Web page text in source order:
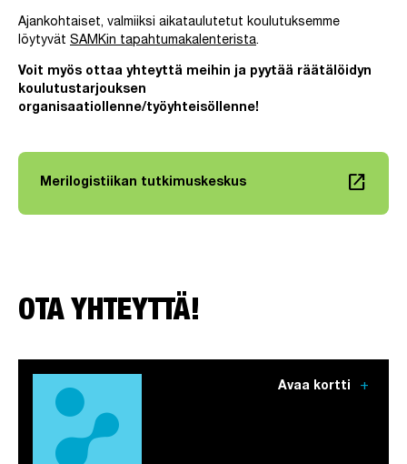
Ajankohtaiset, valmiiksi aikataulutetut koulutuksemme
löytyvät SAMKin tapahtumakalenterista.
Voit myös ottaa yhteyttä meihin ja pyytää räätälöidyn
koulutustarjouksen
organisaatiollenne/työyhteisöllenne!
Merilogistiikan tutkimuskeskus
Linkki avautuu uuteen välilehteen launch
OTA YHTEYTTÄ!
Avaa kortti add